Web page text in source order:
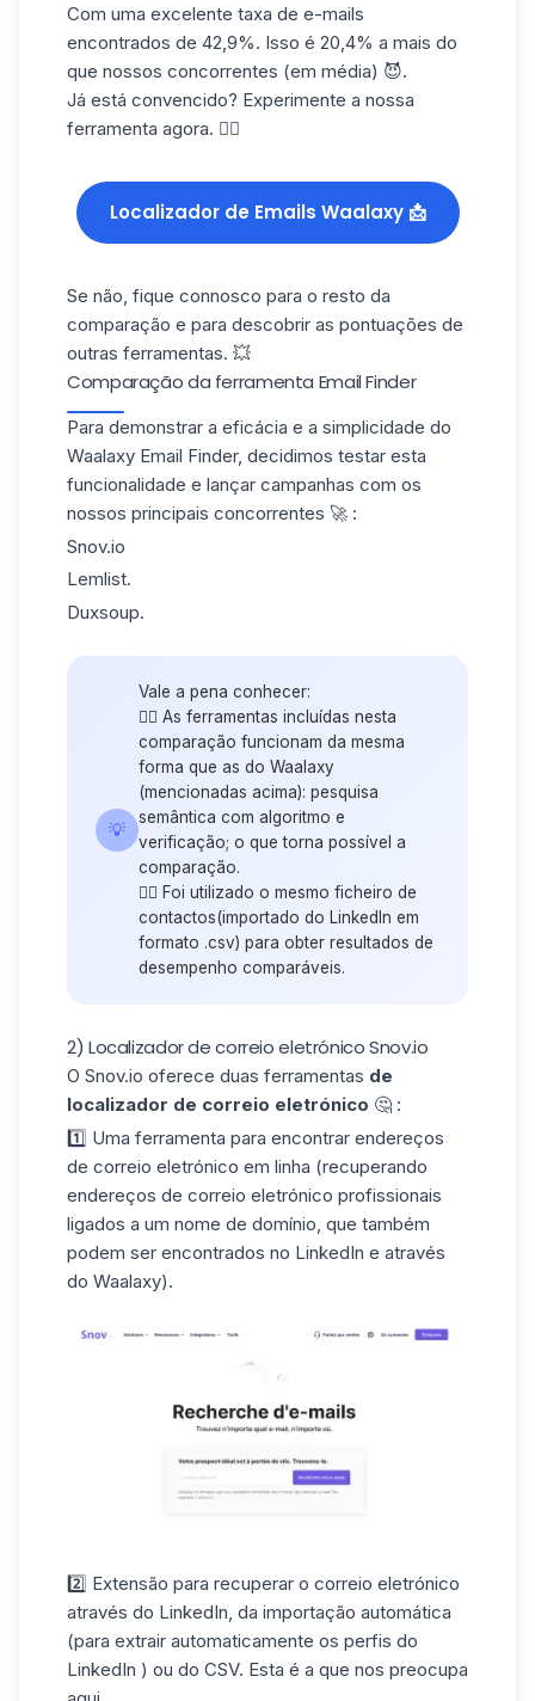
Com uma excelente taxa de e-mails
encontrados de 42,9%. Isso é 20,4% a mais do
que nossos concorrentes (em média) 😈.
Já está convencido? Experimente a nossa
ferramenta agora. 👇🏼
Localizador de Emails Waalaxy 📩
Se não, fique connosco para o resto da
comparação e para descobrir as pontuações de
outras ferramentas. 💥
Comparação da ferramenta Email Finder
Para demonstrar a eficácia e a simplicidade do
Waalaxy Email Finder, decidimos testar esta
funcionalidade e lançar campanhas com os
nossos principais concorrentes 🚀 :
Snov.io
Lemlist.
Duxsoup.
💡
Vale a pena conhecer:
👉🏼 As ferramentas incluídas nesta
comparação funcionam da mesma
forma que as do Waalaxy
(mencionadas acima): pesquisa
semântica com algoritmo e
verificação; o que torna possível a
comparação.
👉🏼 Foi utilizado o mesmo ficheiro de
contactos(importado do LinkedIn em
formato .csv) para obter resultados de
desempenho comparáveis.
2) Localizador de correio eletrónico Snov.io
O Snov.io oferece duas ferramentas de
localizador de correio eletrónico 🤔 :
1️⃣ Uma ferramenta para encontrar endereços
de correio eletrónico em linha (recuperando
endereços de correio eletrónico profissionais
ligados a um nome de domínio, que também
podem ser encontrados no LinkedIn e através
do Waalaxy).
2️⃣ Extensão para recuperar o correio eletrónico
através do LinkedIn, da importação automática
(para extrair automaticamente os perfis do
LinkedIn ) ou do CSV. Esta é a que nos preocupa